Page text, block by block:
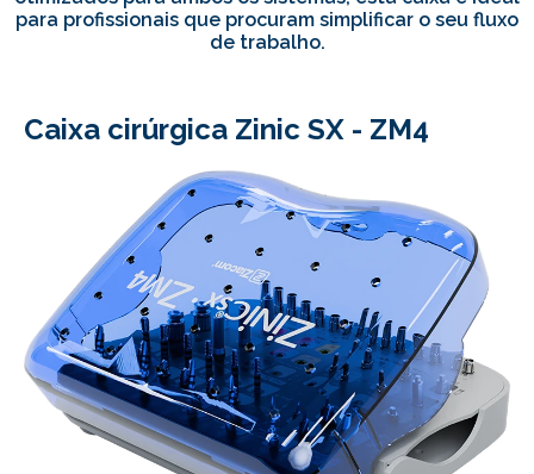
para profissionais que procuram simplificar o seu fluxo
de trabalho.
Caixa cirúrgica Zinic SX - ZM4